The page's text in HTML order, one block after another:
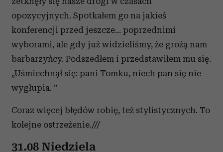
Partnerzy mogą połączyć te informacje z innymi danymi
otrzymanymi od Ciebie lub uzyskanymi podczas
korzystania z ich usług.
opozycyjnych. Spotkałem go na jakieś
konferencji przed jeszcze... poprzednimi
wyborami, ale gdy już widzieliśmy, że grożą nam
barbarzyńcy. Podszedłem i przedstawiłem mu się.
„Uśmiechnął się: pani Tomku, niech pan się nie
wygłupia. ”
Coraz więcej błędów robię, też stylistycznych. To
kolejne ostrzeżenie.///
31.08 Niedziela